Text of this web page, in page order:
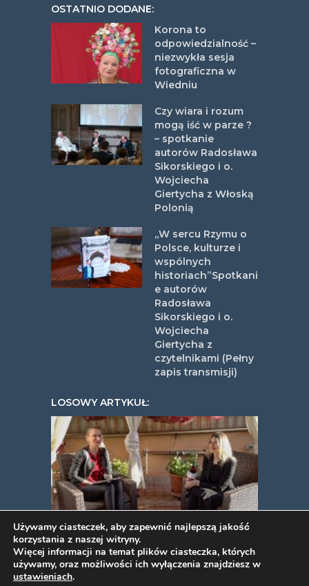
OSTATNIO DODANE:
Korona to
odpowiedzialność –
niezwykła sesja
fotograficzna w
Wiedniu
Czy wiara i rozum
mogą iść w parze ?
– spotkanie
autorów Radosława
Sikorskiego i o.
Wojciecha
Giertycha z Włoską
Polonią
„W sercu Rzymu o
Polsce, kulturze i
wspólnych
historiach”Spotkani
e autorów
Radosława
Sikorskiego i o.
Wojciecha
Giertycha z
czytelnikami (Pełny
zapis transmisji)
LOSOWY ARTYKUŁ:
:Sukces to JA! Joanna Longawa
Używamy ciasteczek, aby zapewnić najlepszą jakość
korzystania z naszej witryny.
Więcej informacji na temat plików ciasteczka, których
używamy, oraz możliwości ich wyłączenia znajdziesz w
ustawieniach.